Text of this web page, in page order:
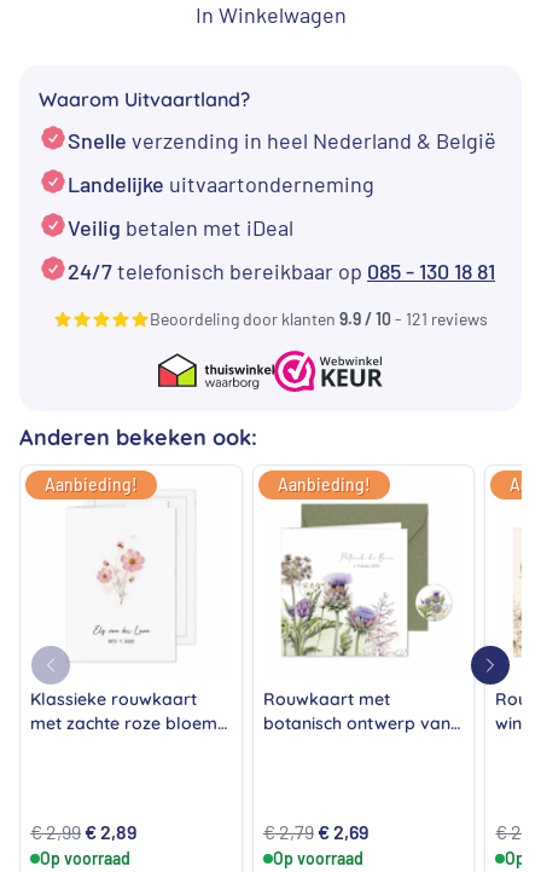
In Winkelwagen
Waarom Uitvaartland?
Snelle verzending in heel Nederland & België
Landelijke uitvaartonderneming
Veilig betalen met iDeal
24/7telefonisch bereikbaar op 085 - 130 18 81
Beoordeling door klanten 9.9 / 10- 121 reviews
Anderen bekeken ook:
Aanbieding!
Klassieke rouwkaart
met zachte roze bloem
€2,99 Oorspronkelijke
prijs
€2,89Huidige
Op voorraad
Aanbieding!
Rouwkaart met
botanisch ontwerp van
€2,79 Oorspronkelijke
prijs
€2,69Huidige
Op voorraad
€
Op